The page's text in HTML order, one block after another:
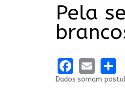
Pela
Dados somam